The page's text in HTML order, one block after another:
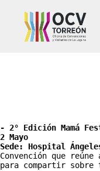
- 2° Edición Mamá
2 Mayo
Sede: Hospital
Convención que
para compartir sobre